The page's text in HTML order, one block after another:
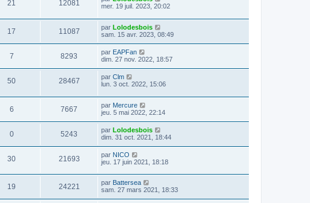
21 12081
mer. 19 juil. 2023, 20:02
17 11087 par Lolodesbois
sam. 15 avr. 2023, 08:49
7 8293 par EAPFan
dim. 27 nov. 2022, 18:57
50 28467 par Clm
lun. 3 oct. 2022, 15:06
6 7667 par Mercure
jeu. 5 mai 2022, 22:14
0 5243 par Lolodesbois
dim. 31 oct. 2021, 18:44
30 21693 par NICO
jeu. 17 juin 2021, 18:18
19 24221 par Battersea
sam. 27 mars 2021, 18:33